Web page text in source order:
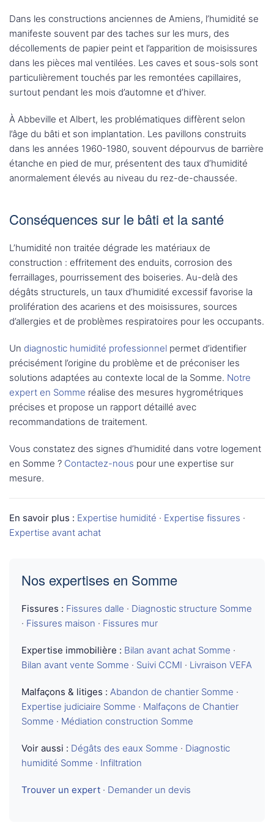
Dans les constructions anciennes de Amiens, l’humidité se
manifeste souvent par des taches sur les murs, des
décollements de papier peint et l’apparition de moisissures
dans les pièces mal ventilées. Les caves et sous-sols sont
particulièrement touchés par les remontées capillaires,
surtout pendant les mois d’automne et d’hiver.
À Abbeville et Albert, les problématiques diffèrent selon
l’âge du bâti et son implantation. Les pavillons construits
dans les années 1960-1980, souvent dépourvus de barrière
étanche en pied de mur, présentent des taux d’humidité
anormalement élevés au niveau du rez-de-chaussée.
Conséquences sur le bâti et la santé
L’humidité non traitée dégrade les matériaux de
construction : effritement des enduits, corrosion des
ferraillages, pourrissement des boiseries. Au-delà des
dégâts structurels, un taux d’humidité excessif favorise la
prolifération des acariens et des moisissures, sources
d’allergies et de problèmes respiratoires pour les occupants.
Un diagnostic humidité professionnel permet d’identifier
précisément l’origine du problème et de préconiser les
solutions adaptées au contexte local de la Somme. Notre
expert en Somme réalise des mesures hygrométriques
précises et propose un rapport détaillé avec
recommandations de traitement.
Vous constatez des signes d’humidité dans votre logement
en Somme ? Contactez-nous pour une expertise sur
mesure.
En savoir plus : Expertise humidité · Expertise fissures ·
Expertise avant achat
Nos expertises en Somme
Fissures : Fissures dalle · Diagnostic structure Somme
· Fissures maison · Fissures mur
Expertise immobilière : Bilan avant achat Somme ·
Bilan avant vente Somme · Suivi CCMI · Livraison VEFA
Malfaçons & litiges : Abandon de chantier Somme ·
Expertise judiciaire Somme · Malfaçons de Chantier
Somme · Médiation construction Somme
Voir aussi : Dégâts des eaux Somme · Diagnostic
humidité Somme · Infiltration
Trouver un expert · Demander un devis